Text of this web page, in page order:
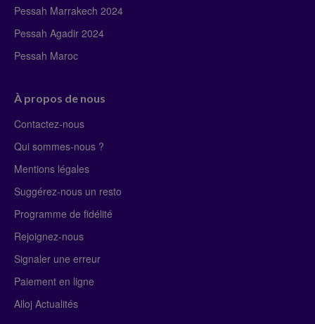
Pessah Marrakech 2024
Pessah Agadir 2024
Pessah Maroc
À propos de nous
Contactez-nous
Qui sommes-nous ?
Mentions légales
Suggérez-nous un resto
Programme de fidélité
Rejoignez-nous
Signaler une erreur
Paiement en ligne
Alloj Actualités